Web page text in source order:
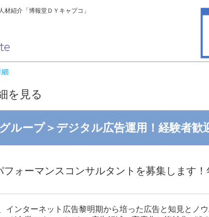
紹介「博報堂ＤＹキャプコ」
を見る
ループ＞デジタル広告運用！経験者歓
フォーマンスコンサルタントを募集します！
インターネット広告黎明期から培った広告と知見とノ